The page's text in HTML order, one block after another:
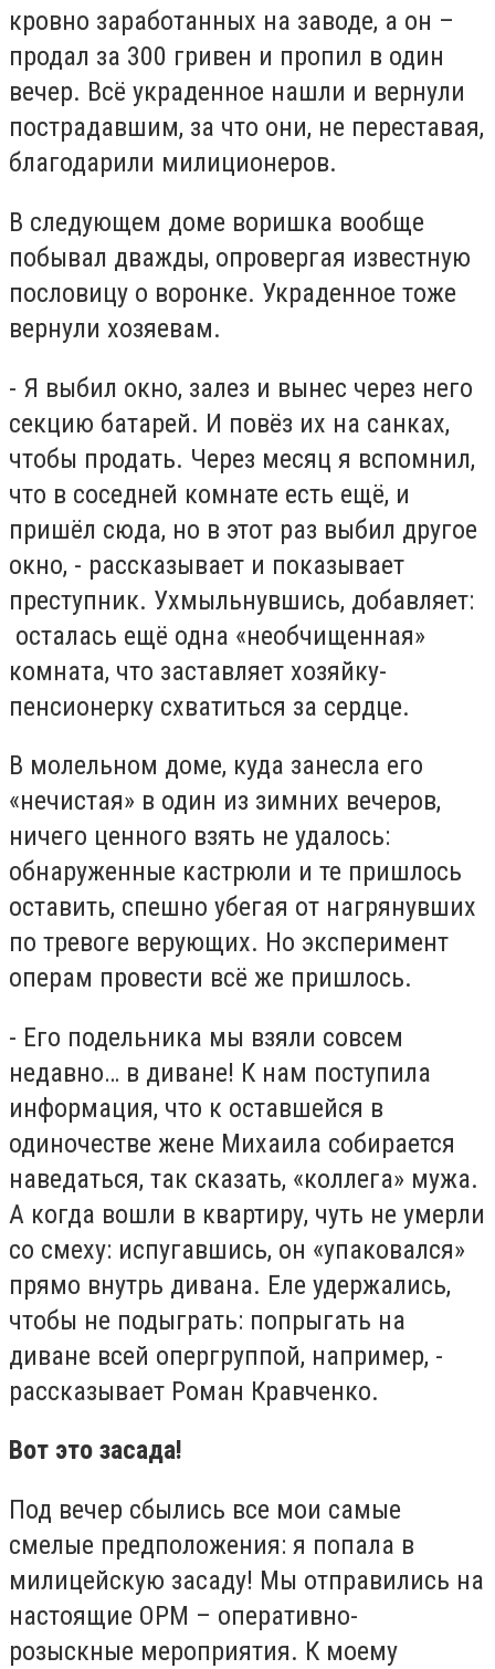
кровно заработанных на заводе, а он –
продал за 300 гривен и пропил в один
вечер. Всё украденное нашли и вернули
пострадавшим, за что они, не переставая,
благодарили милиционеров.
В следующем доме воришка вообще
побывал дважды, опровергая известную
пословицу о воронке. Украденное тоже
вернули хозяевам.
- Я выбил окно, залез и вынес через него
секцию батарей. И повёз их на санках,
чтобы продать. Через месяц я вспомнил,
что в соседней комнате есть ещё, и
пришёл сюда, но в этот раз выбил другое
окно, - рассказывает и показывает
преступник. Ухмыльнувшись, добавляет:
осталась ещё одна «необчищенная»
комната, что заставляет хозяйку-
пенсионерку схватиться за сердце.
В молельном доме, куда занесла его
«нечистая» в один из зимних вечеров,
ничего ценного взять не удалось:
обнаруженные кастрюли и те пришлось
оставить, спешно убегая от нагрянувших
по тревоге верующих. Но эксперимент
операм провести всё же пришлось.
- Его подельника мы взяли совсем
недавно… в диване! К нам поступила
информация, что к оставшейся в
одиночестве жене Михаила собирается
наведаться, так сказать, «коллега» мужа.
А когда вошли в квартиру, чуть не умерли
со смеху: испугавшись, он «упаковался»
прямо внутрь дивана. Еле удержались,
чтобы не подыграть: попрыгать на
диване всей опергруппой, например, -
рассказывает Роман Кравченко.
Вот это засада!
Под вечер сбылись все мои самые
смелые предположения: я попала в
милицейскую засаду! Мы отправились на
настоящие ОРМ – оперативно-
розыскные мероприятия. К моему